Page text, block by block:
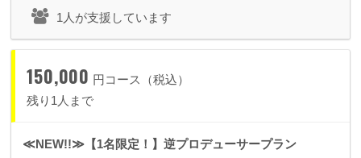
spoon+にとって、積み上げてきた創作をアウトプットし、
1人が支援しています
150,000 円コース（税込）
残り1人まで
≪NEW!!≫【1名限定！】逆プロデューサープラン